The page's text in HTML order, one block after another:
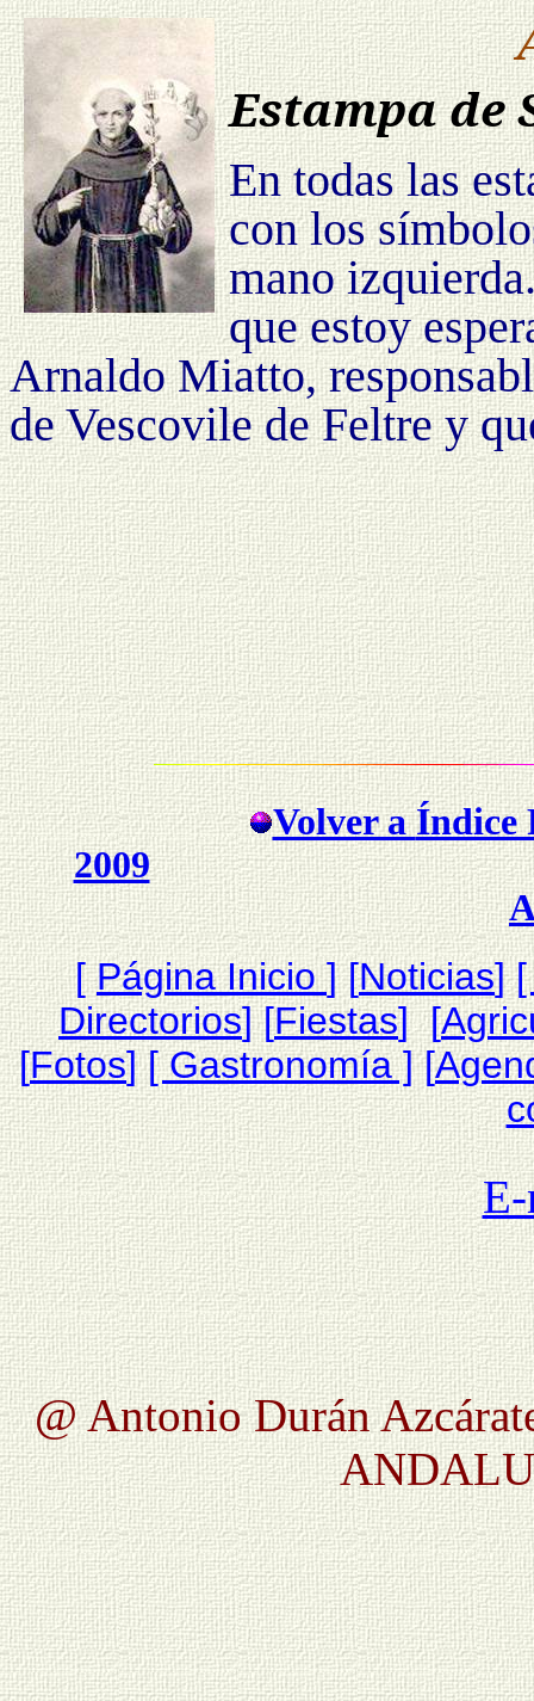
Estampa de
En todas las
con los
mano
que estoy
Arnaldo Miatto,
de Vescovile de Feltre y
Volver aÍndice
2009
[Página Inicio ][Noticias]
Directorios] [Fiestas] [
[Fotos][ Gastronomía ][
@ Antonio Durán